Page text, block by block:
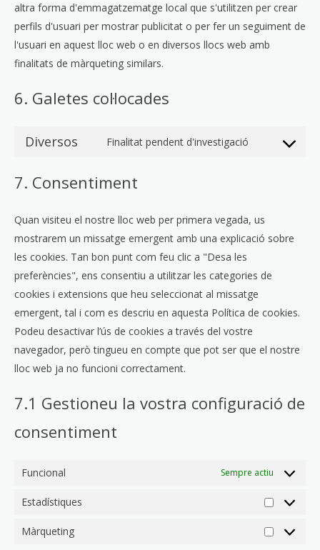
altra forma d'emmagatzematge local que s'utilitzen per crear
perfils d'usuari per mostrar publicitat o per fer un seguiment de
l'usuari en aquest lloc web o en diversos llocs web amb
finalitats de màrqueting similars.
6. Galetes col·locades
Diversos Finalitat pendent d'investigació
7. Consentiment
Quan visiteu el nostre lloc web per primera vegada, us
mostrarem un missatge emergent amb una explicació sobre
les cookies. Tan bon punt com feu clic a "Desa les
preferències", ens consentiu a utilitzar les categories de
cookies i extensions que heu seleccionat al missatge
emergent, tal i com es descriu en aquesta Política de cookies.
Podeu desactivar l’ús de cookies a través del vostre
navegador, però tingueu en compte que pot ser que el nostre
lloc web ja no funcioni correctament.
7.1 Gestioneu la vostra configuració de
consentiment
Funcional Sempre actiu
Estadístiques
Màrqueting